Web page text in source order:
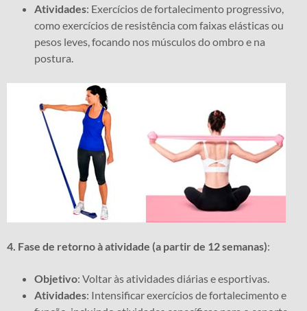
Atividades: Exercícios de fortalecimento progressivo,
como exercícios de resistência com faixas elásticas ou
pesos leves, focando nos músculos do ombro e na
postura.
4. Fase de retorno à atividade (a partir de 12 semanas):
Objetivo: Voltar às atividades diárias e esportivas.
Atividades: Intensificar exercícios de fortalecimento e